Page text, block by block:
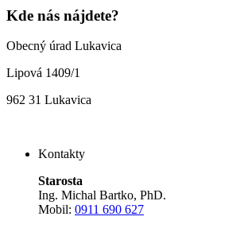
Kde nás nájdete?
Obecný úrad Lukavica
Lipová 1409/1
962 31 Lukavica
Kontakty
Starosta
Ing. Michal Bartko, PhD.
Mobil: 0911 690 627